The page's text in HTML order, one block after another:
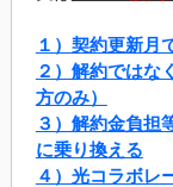
１）契約更新月
２）解約ではな
方のみ）
３）解約金負担
に乗り換える
４）光コラボレ